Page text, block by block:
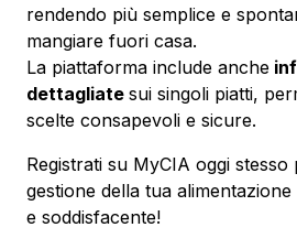
rendendo più semplice e
mangiare fuori casa.
La piattaforma include anche
dettagliate sui singoli piatti,
scelte consapevoli e sicure.
Registrati su MyCIA oggi
gestione della tua
e soddisfacente!